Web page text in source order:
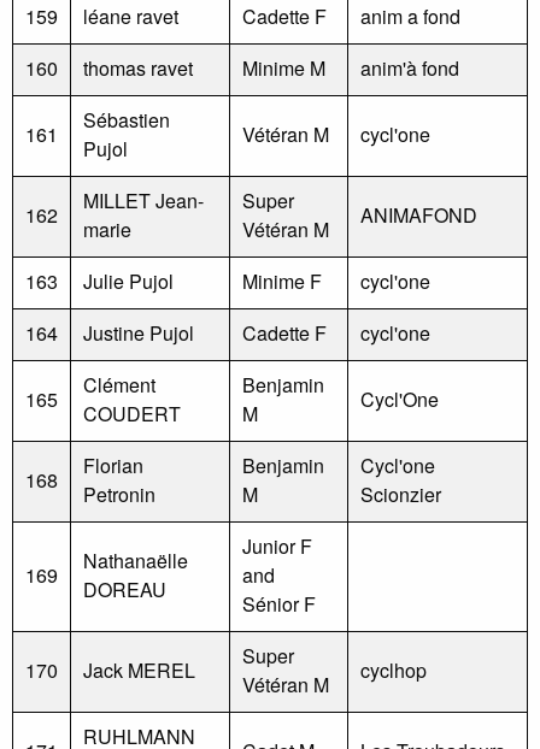
159
léane ravet Cadette F
anim a fond
160
thomas ravet Minime M anim'à fond
161
Sébastien
Pujol
Vétéran M cycl'one
162
MILLET Jean-
marie
Super
Vétéran M
ANIMAFOND
163 Julie Pujol Minime F
cycl'one
164
Justine Pujol Cadette F cycl'one
165
Clément
COUDERT
Benjamin
M
Cycl'One
168
Florian
Petronin
Benjamin
M
Cycl'one
Scionzier
169
Nathanaëlle
DOREAU
Junior F
and
Sénior F
170 Jack MEREL
Super
Vétéran M
cyclhop
RUHLMANN